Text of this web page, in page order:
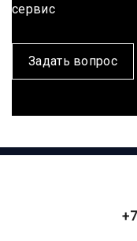
сервис
Задать вопрос